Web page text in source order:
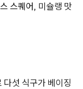
스퀘어, 미슐랭 맛
섯 식구가 베이징